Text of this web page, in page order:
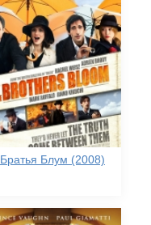
Братья Блум (2008)